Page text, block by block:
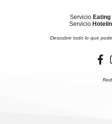
Servicio Eating
Servicio
Descubre todo lo que